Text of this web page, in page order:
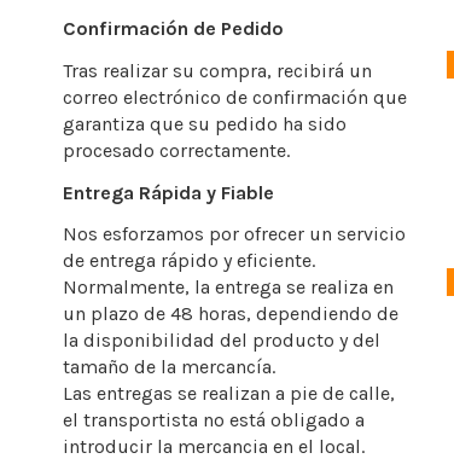
Confirmación de Pedido
Tras realizar su compra, recibirá un
correo electrónico de confirmación que
garantiza que su pedido ha sido
procesado correctamente.
Entrega Rápida y Fiable
Nos esforzamos por ofrecer un servicio
de entrega rápido y eficiente.
Normalmente, la entrega se realiza en
un plazo de 48 horas, dependiendo de
la disponibilidad del producto y del
tamaño de la mercancía.
Las entregas se realizan a pie de calle,
el transportista no está obligado a
introducir la mercancia en el local.